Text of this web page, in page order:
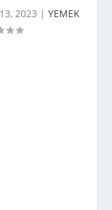
2023 | YEMEK